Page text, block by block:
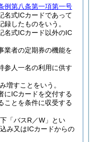
例第八条第一項第一号
名式ICカードであって
したものをいう。
名式ICカード以外のIC
業者の定期券の機能を
参人一名の利用に供す
増すことをいう。
にICカードを交付する
ことを条件に収受する
「バスR／W」とい
み又はICカードからの